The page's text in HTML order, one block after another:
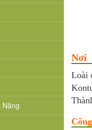
Nơi
Loài